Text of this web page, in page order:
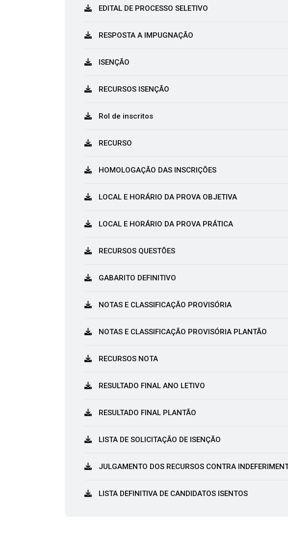
EDITAL DE PROCESSO SELETIVO
RESPOSTA A IMPUGNAÇÃO
ISENÇÃO
RECURSOS ISENÇÃO
Rol de inscritos
RECURSO
HOMOLOGAÇÃO DAS INSCRIÇÕES
LOCAL E HORÁRIO DA PROVA OBJETIVA
LOCAL E HORÁRIO DA PROVA PRÁTICA
RECURSOS QUESTÕES
GABARITO DEFINITIVO
NOTAS E CLASSIFICAÇÃO PROVISÓRIA
NOTAS E CLASSIFICAÇÃO PROVISÓRIA PLANTÃO
RECURSOS NOTA
RESULTADO FINAL ANO LETIVO
RESULTADO FINAL PLANTÃO
LISTA DE SOLICITAÇÃO DE ISENÇÃO
JULGAMENTO DOS RECURSOS CONTRA
LISTA DEFINITIVA DE CANDIDATOS ISENTOS